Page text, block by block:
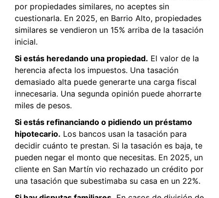
por propiedades similares, no aceptes sin
cuestionarla. En 2025, en Barrio Alto, propiedades
similares se vendieron un 15% arriba de la tasación
inicial.
Si estás heredando una propiedad. El valor de la
herencia afecta los impuestos. Una tasación
demasiado alta puede generarte una carga fiscal
innecesaria. Una segunda opinión puede ahorrarte
miles de pesos.
Si estás refinanciando o pidiendo un préstamo
hipotecario. Los bancos usan la tasación para
decidir cuánto te prestan. Si la tasación es baja, te
pueden negar el monto que necesitas. En 2025, un
cliente en San Martín vio rechazado un crédito por
una tasación que subestimaba su casa en un 22%.